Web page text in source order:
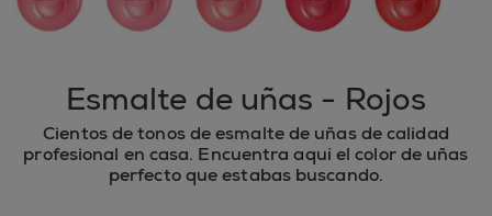
Esmalte de uñas - Rojos
Cientos de tonos de esmalte de uñas de calidad
profesional en casa. Encuentra aquí el color de uñas
perfecto que estabas buscando.